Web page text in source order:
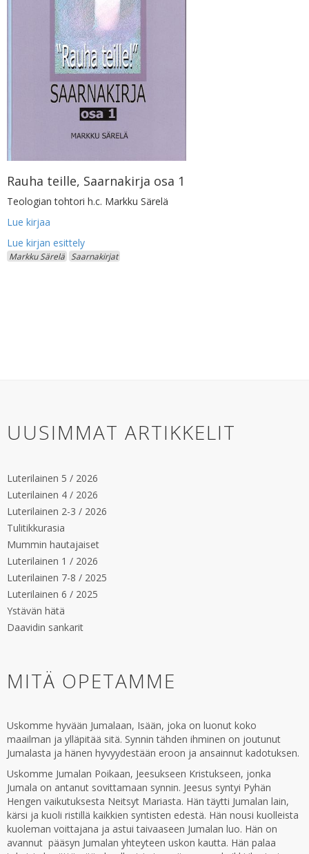
Rauha teille, Saarnakirja osa 1
Teologian tohtori h.c. Markku Särelä
Lue kirjaa
Markku Särelä Saarnakirjat
UUSIMMAT ARTIKKELIT
Luterilainen 5 / 2026
Luterilainen 4 / 2026
Luterilainen 2-3 / 2026
Tulitikkurasia
Mummin hautajaiset
Luterilainen 1 / 2026
Luterilainen 7-8 / 2025
Luterilainen 6 / 2025
Ystävän hätä
Daavidin sankarit
MITÄ OPETAMME
Uskomme hyvään Jumalaan, Isään, joka on luonut koko
maailman ja ylläpitää sitä. Synnin tähden ihminen on joutunut
Jumalasta ja hänen hyvyydestään eroon ja ansainnut kadotuksen.
Uskomme Jumalan Poikaan, Jeesukseen Kristukseen, jonka
Jumala on antanut sovittamaan synnin. Jeesus syntyi Pyhän
Hengen vaikutuksesta Neitsyt Mariasta. Hän täytti Jumalan lain,
kärsi ja kuoli ristillä kaikkien syntisten edestä. Hän nousi kuolleista
kuoleman voittajana ja astui taivaaseen Jumalan luo. Hän on
avannut pääsyn Jumalan yhteyteen uskon kautta. Hän palaa